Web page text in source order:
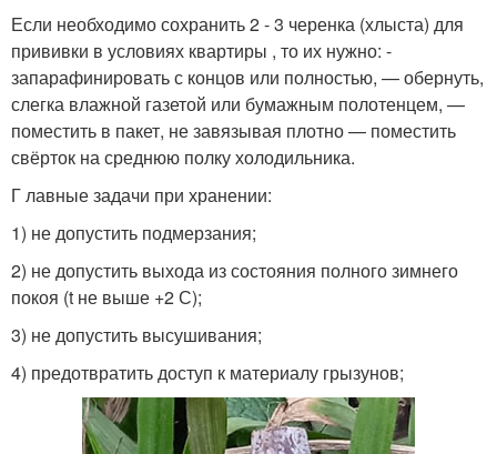
Если необходимо сохранить 2 - 3 черенка (хлыста) для
прививки в условиях квартиры , то их нужно: -
запарафинировать с концов или полностью, — обернуть,
слегка влажной газетой или бумажным полотенцем, —
поместить в пакет, не завязывая плотно — поместить
свёрток на среднюю полку холодильника.
Г лавные задачи при хранении:
1) не допустить подмерзания;
2) не допустить выхода из состояния полного зимнего
покоя (t не выше +2 С);
3) не допустить высушивания;
4) предотвратить доступ к материалу грызунов;